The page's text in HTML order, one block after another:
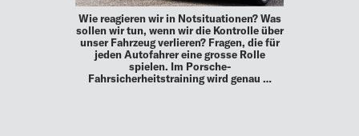
Wie reagieren wir in Notsituationen? Was
sollen wir tun, wenn wir die Kontrolle über
unser Fahrzeug verlieren? Fragen, die für
jeden Autofahrer eine grosse Rolle
spielen. Im Porsche-
Fahrsicherheitstraining wird genau …